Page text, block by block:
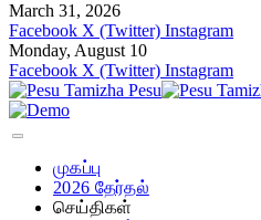
March 31, 2026
Facebook X (Twitter) Instagram
Monday, August 10
Facebook X (Twitter) Instagram
முகப்பு
2026 தேர்தல்
செய்திகள்